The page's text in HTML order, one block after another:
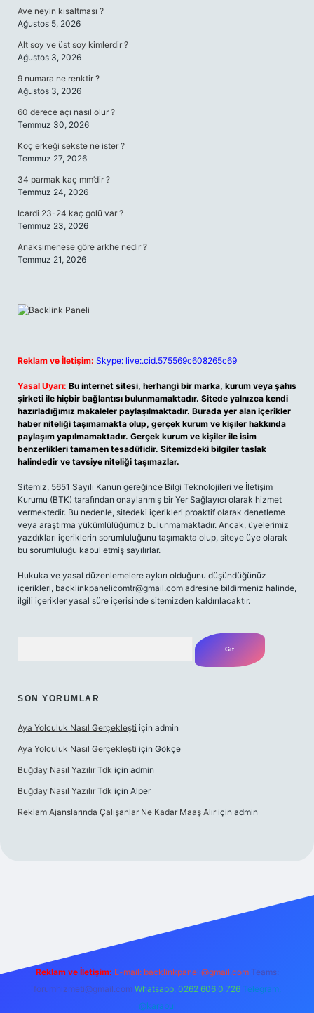
Ave neyin kısaltması ?
Ağustos 5, 2026
Alt soy ve üst soy kimlerdir ?
Ağustos 3, 2026
9 numara ne renktir ?
Ağustos 3, 2026
60 derece açı nasıl olur ?
Temmuz 30, 2026
Koç erkeği sekste ne ister ?
Temmuz 27, 2026
34 parmak kaç mm’dir ?
Temmuz 24, 2026
Icardi 23-24 kaç golü var ?
Temmuz 23, 2026
Anaksimenese göre arkhe nedir ?
Temmuz 21, 2026
Reklam ve İletişim: Skype: live:.cid.575569c608265c69
Yasal Uyarı: Bu internet sitesi, herhangi bir marka, kurum veya şahıs
şirketi ile hiçbir bağlantısı bulunmamaktadır. Sitede yalnızca kendi
hazırladığımız makaleler paylaşılmaktadır. Burada yer alan içerikler
haber niteliği taşımamakta olup, gerçek kurum ve kişiler hakkında
paylaşım yapılmamaktadır. Gerçek kurum ve kişiler ile isim
benzerlikleri tamamen tesadüfidir. Sitemizdeki bilgiler taslak
halindedir ve tavsiye niteliği taşımazlar.
Sitemiz, 5651 Sayılı Kanun gereğince Bilgi Teknolojileri ve İletişim
Kurumu (BTK) tarafından onaylanmış bir Yer Sağlayıcı olarak hizmet
vermektedir. Bu nedenle, sitedeki içerikleri proaktif olarak denetleme
veya araştırma yükümlülüğümüz bulunmamaktadır. Ancak, üyelerimiz
yazdıkları içeriklerin sorumluluğunu taşımakta olup, siteye üye olarak
bu sorumluluğu kabul etmiş sayılırlar.
Hukuka ve yasal düzenlemelere aykırı olduğunu düşündüğünüz
içerikleri, backlinkpanelicomtr@gmail.com adresine bildirmeniz halinde,
ilgili içerikler yasal süre içerisinde sitemizden kaldırılacaktır.
SON YORUMLAR
Aya Yolculuk Nasıl Gerçekleşti için admin
Aya Yolculuk Nasıl Gerçekleşti için Gökçe
Buğday Nasıl Yazılır Tdk için admin
Buğday Nasıl Yazılır Tdk için Alper
Reklam Ajanslarında Çalışanlar Ne Kadar Maaş Alır için admin
Reklam ve İletişim: E-mail: backlinkpaneli@gmail.com Teams:
forumhizmeti@gmail.com Whatsapp: 0262 606 0 726 Telegram:
@karabul